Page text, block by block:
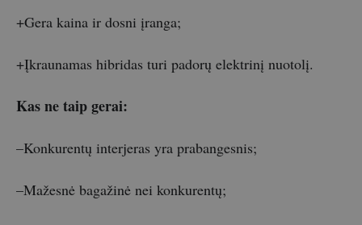
+Gera kaina ir dosni įranga;
+Įkraunamas hibridas turi padorų elektrinį nuotolį.
Kas ne taip gerai:
–Konkurentų interjeras yra prabangesnis;
–Mažesnė bagažinė nei konkurentų;